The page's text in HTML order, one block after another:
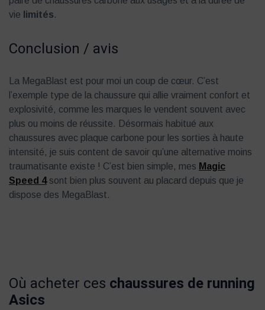
vie limités.
Conclusion / avis
La MegaBlast est pour moi un coup de cœur. C’est
l’exemple type de la chaussure qui allie vraiment confort et
explosivité, comme les marques le vendent souvent avec
plus ou moins de réussite. Désormais habitué aux
chaussures avec plaque carbone pour les sorties à haute
intensité, je suis content de savoir qu’une alternative moins
traumatisante existe ! C’est bien simple, mes Magic
Speed 4sont bien plus souvent au placard depuis que je
dispose des MegaBlast.
Où acheter ces chaussures de running
Asics